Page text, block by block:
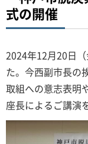
式の開催
2024年12月20日
た。今西副市長の
取組への意志表明
座長によるご講演